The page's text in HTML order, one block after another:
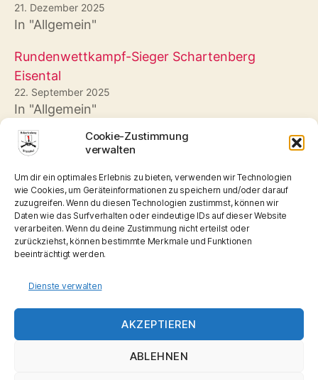
Cookie-Zustimmung
verwalten
Um dir ein optimales Erlebnis zu bieten, verwenden wir Technologien
wie Cookies, um Geräteinformationen zu speichern und/oder darauf
zuzugreifen. Wenn du diesen Technologien zustimmst, können wir
Daten wie das Surfverhalten oder eindeutige IDs auf dieser Website
verarbeiten. Wenn du deine Zustimmung nicht erteilst oder
zurückziehst, können bestimmte Merkmale und Funktionen
beeinträchtigt werden.
Dienste verwalten
AKZEPTIEREN
ABLEHNEN
21. Dezember 2025
In "Allgemein"
Rundenwettkampf-Sieger Schartenberg
Eisental
22. September 2025
In "Allgemein"
Zweiter Wettkampftag in der Verbandsliga
Nord
7. Dezember 2025
In "Ergebnisse"
Förderpreisschießen